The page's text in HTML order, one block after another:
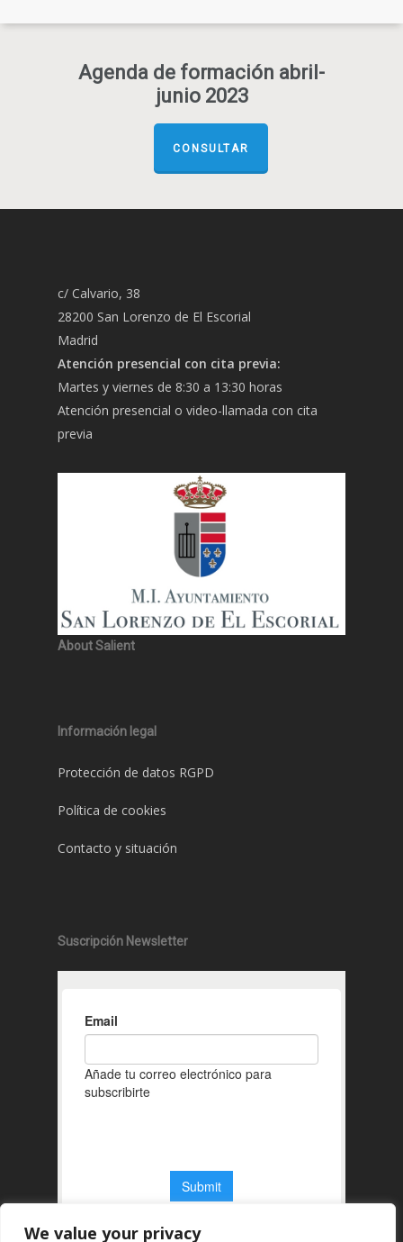
We value your privacy
Agenda de formación abril-
junio 2023
CONSULTAR
c/ Calvario, 38
28200 San Lorenzo de El Escorial
Madrid
Atención presencial con cita previa:
Martes y viernes de 8:30 a 13:30 horas
Atención presencial o video-llamada con cita
previa
About Salient
Información legal
Protección de datos RGPD
Política de cookies
Contacto y situación
Suscripción Newsletter